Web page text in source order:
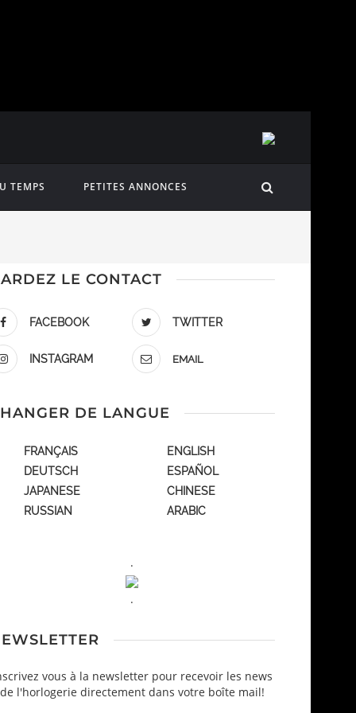
TEMPS PETITES ANNONCES
LE CONTACT
FACEBOOK TWITTER
INSTAGRAM EMAIL
DE LANGUE
FRANÇAIS
ENGLISH
DEUTSCH
ESPAÑOL
JAPANESE
CHINESE
RUSSIAN
ARABIC
.
.
vous à la newsletter pour recevoir les news
de l'horlogerie directement dans votre boîte mail!